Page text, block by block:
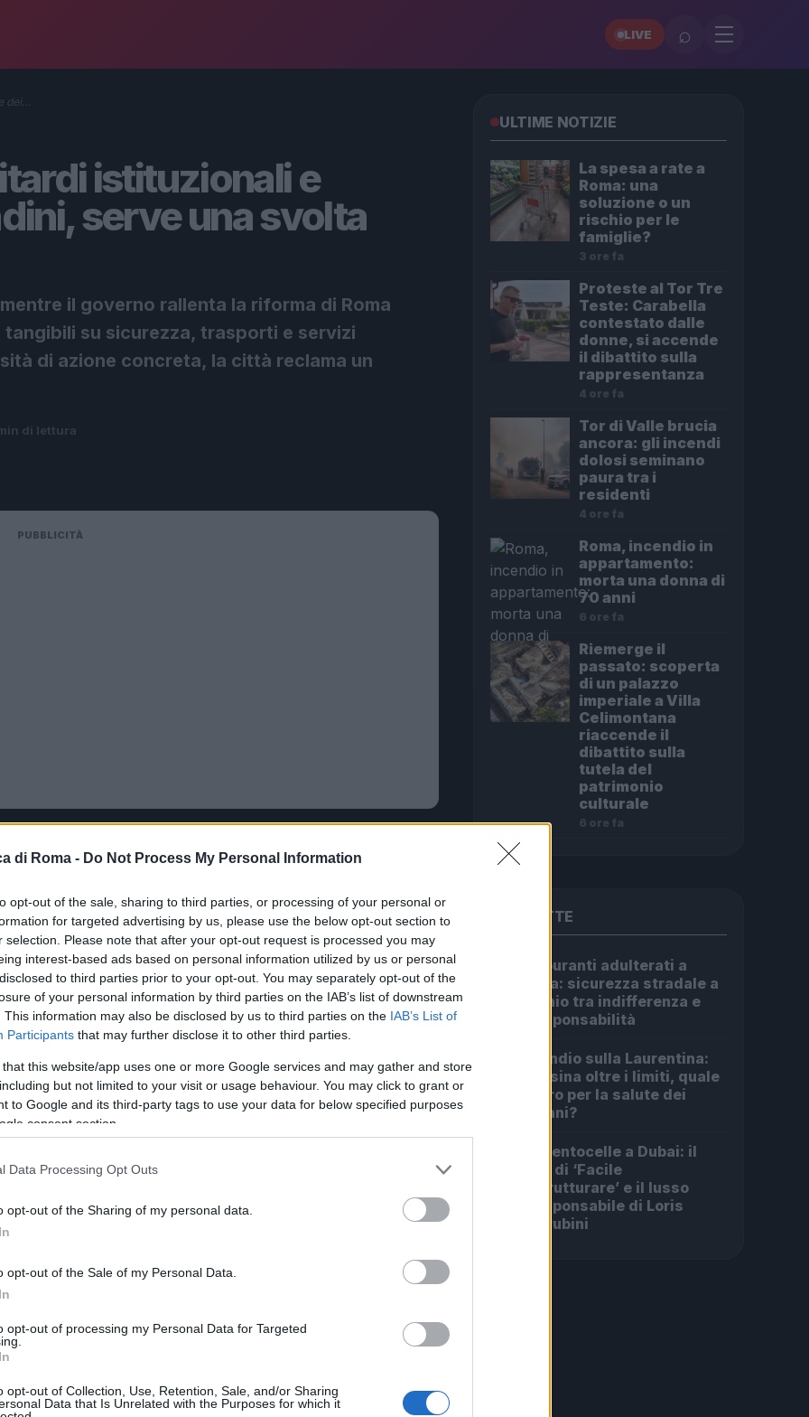
di Roma - Do Not Process My Personal Information
opt-out of the sale, sharing to third parties, or processing of your personal or
for targeted advertising by us, please use the below opt-out section to
selection. Please note that after your opt-out request is processed you may
interest-based ads based on personal information utilized by us or personal
to third parties prior to your opt-out. You may separately opt-out of the
of your personal information by third parties on the IAB’s list of downstream
This information may also be disclosed by us to third parties on the IAB’s List of
Participants that may further disclose it to other third parties.
that this website/app uses one or more Google services and may gather and store
but not limited to your visit or usage behaviour. You may click to grant or
to Google and its third-party tags to use your data for below specified purposes
consent section.
Data Processing Opt Outs
opt-out of the Sharing of my personal data.
opt-out of the Sale of my Personal Data.
opt-out of processing my Personal Data for Targeted
opt-out of Collection, Use, Retention, Sale, and/or Sharing
Data that Is Unrelated with the Purposes for which it
LIVE ⌕
dei…
istituzionali e
serve una svolta
il governo rallenta la riforma di Roma
su sicurezza, trasporti e servizi
di azione concreta, la città reclama un
di lettura
PUBBLICITÀ
dibattito che mette in luce le difficoltà nel coniugare le
politiche nazionali. La recente frenata sulla
ben più profondo: la necessità di una
alle aspettative di una popolazione sempre più
un messaggio di apertura e collaborazione,
costruttivo. Tuttavia, lo scetticismo e le divisioni
sembrano ostacolare ogni tentativo di
è simbolo di un clima di sfiducia che rischia di
le conseguenze di questa impasse: il trasporto
e i servizi urbani che faticano a garantire
è solo frutto di scelte recenti, ma di una lunga serie
un senso di abbandono.
ULTIME NOTIZIE
La spesa a rate a
Roma: una
soluzione o un
rischio per le
famiglie?
3 ore fa
Proteste al Tor Tre
Teste: Carabella
contestato dalle
donne, si accende
il dibattito sulla
rappresentanza
4 ore fa
Tor di Valle brucia
ancora: gli incendi
dolosi seminano
paura tra i
residenti
4 ore fa
Roma, incendio in
appartamento:
morta una donna di
70 anni
6 ore fa
Riemerge il
passato: scoperta
di un palazzo
imperiale a Villa
Celimontana
riaccende il
dibattito sulla
tutela del
patrimonio
culturale
6 ore fa
PIÙ LETTE
Carburanti adulterati a
Roma: sicurezza stradale a
rischio tra indifferenza e
irresponsabilità
Incendio sulla Laurentina:
diossina oltre i limiti, quale
futuro per la salute dei
romani?
Da Centocelle a Dubai: il
crac di ‘Facile
Ristrutturare’ e il lusso
irresponsabile di Loris
Cherubini